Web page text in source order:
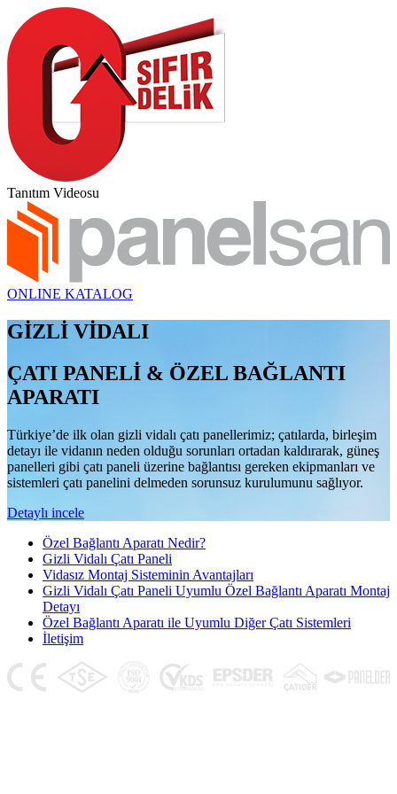
Tanıtım Videosu
ONLINE KATALOG
GİZLİ VİDALI
ÇATI PANELİ & ÖZEL BAĞLANTI
APARATI
Türkiye’de ilk olan gizli vidalı çatı panellerimiz; çatılarda, birleşim
detayı ile vidanın neden olduğu sorunları ortadan kaldırarak, güneş
panelleri gibi çatı paneli üzerine bağlantısı gereken ekipmanları ve
sistemleri çatı panelini delmeden sorunsuz kurulumunu sağlıyor.
Detaylı incele
Özel Bağlantı Aparatı Nedir?
Gizli Vidalı Çatı Paneli
Vidasız Montaj Sisteminin Avantajları
Gizli Vidalı Çatı Paneli Uyumlu Özel Bağlantı Aparatı Montaj
Detayı
Özel Bağlantı Aparatı ile Uyumlu Diğer Çatı Sistemleri
İletişim